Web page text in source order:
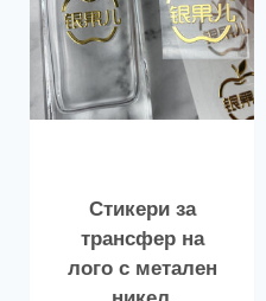
Стикери за
трансфер на
лого с метален